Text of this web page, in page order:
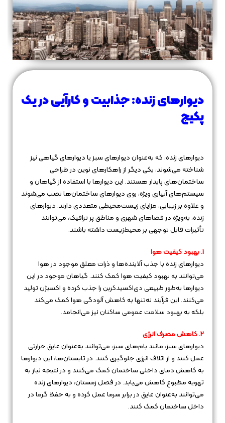
دیوارهای زنده: جذابیت و کارآیی در یک
پکیج
دیوارهای زنده، که به‌عنوان دیوارهای سبز یا دیوارهای گیاهی نیز
شناخته می‌شوند، یکی دیگر از راهکارهای نوین در طراحی
ساختمان‌های پایدار هستند. این دیوارها با استفاده از گیاهان و
سیستم‌های آبیاری ویژه، روی دیوارهای ساختمان‌ها نصب می‌شوند
و علاوه بر زیبایی، مزایای زیست‌محیطی متعددی دارند. دیوارهای
زنده، به‌ویژه در فضاهای شهری و مناطق پر ترافیک، می‌توانند
تأثیرات قابل توجهی بر محیط‌زیست داشته باشند.
1. بهبود کیفیت هوا
دیوارهای زنده با جذب آلاینده‌ها و ذرات معلق موجود در هوا
می‌توانند به بهبود کیفیت هوا کمک کنند. گیاهان موجود در این
دیوارها به‌طور طبیعی دی‌اکسیدکربن را جذب کرده و اکسیژن تولید
می‌کنند. این فرآیند نه‌تنها به کاهش آلودگی هوا کمک می‌کند
بلکه به بهبود سلامت عمومی ساکنان نیز می‌انجامد.
2. کاهش مصرف انرژی
دیوارهای سبز، مانند بام‌های سبز، می‌توانند به‌عنوان عایق حرارتی
عمل کنند و از اتلاف انرژی جلوگیری کنند. در تابستان‌ها، این دیوارها
به کاهش دمای داخلی ساختمان کمک می‌کنند و در نتیجه نیاز به
تهویه مطبوع کاهش می‌یابد. در فصل زمستان، دیوارهای زنده
می‌توانند به‌عنوان عایق در برابر سرما عمل کرده و به حفظ گرما در
داخل ساختمان کمک کنند.